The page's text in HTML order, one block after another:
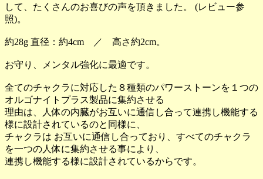
して、たくさんのお喜びの声を頂きました。 (レビュー参
照)。
約28g 直径：約4cm ／ 高さ約2cm。
お守り、メンタル強化に最適です。
全てのチャクラに対応した８種類のパワーストーンを１つの
オルゴナイトプラス製品に集約させる
理由は、人体の内臓がお互いに通信し合って連携し機能する
様に設計されているのと同様に、
チャクラは お互いに通信し合っており、すべてのチャクラ
を一つの人体に集約させる事により、
連携し機能する様に設計されているからです。